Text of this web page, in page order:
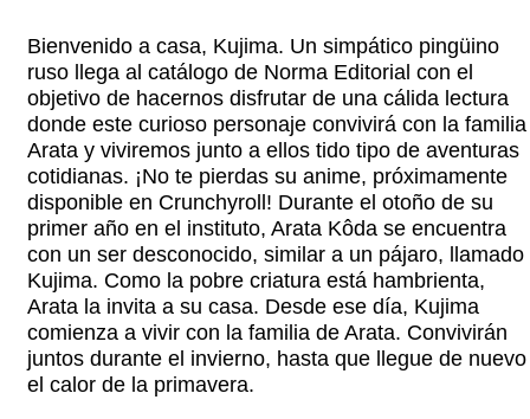
Bienvenido a casa, Kujima. Un simpático pingüino
ruso llega al catálogo de Norma Editorial con el
objetivo de hacernos disfrutar de una cálida lectura
donde este curioso personaje convivirá con la familia
Arata y viviremos junto a ellos tido tipo de aventuras
cotidianas. ¡No te pierdas su anime, próximamente
disponible en Crunchyroll! Durante el otoño de su
primer año en el instituto, Arata Kôda se encuentra
con un ser desconocido, similar a un pájaro, llamado
Kujima. Como la pobre criatura está hambrienta,
Arata la invita a su casa. Desde ese día, Kujima
comienza a vivir con la familia de Arata. Convivirán
juntos durante el invierno, hasta que llegue de nuevo
el calor de la primavera.